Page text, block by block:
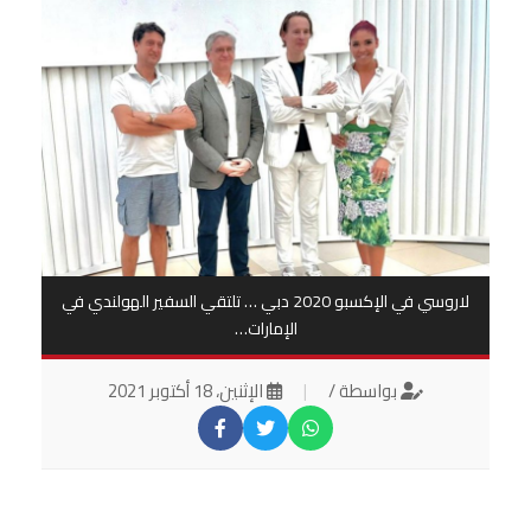
لاروسي في الإكسبو 2020 دبي … تلتقي السفير الهولندي في
الإمارات…
بواسطة / | الإثنين، 18 أكتوبر 2021